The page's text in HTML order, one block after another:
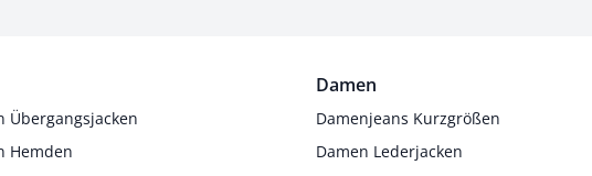
Übergangsjacken
Hemden
Damen
Damenjeans Kurzgrößen
Damen Lederjacken